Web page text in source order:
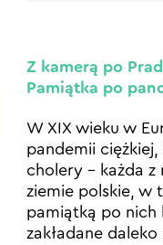
Z kamerą po
Pamiątka po
W XIX wieku w
pandemii
cholery – każda z
ziemie polskie, w
pamiątką po nich
zakładane